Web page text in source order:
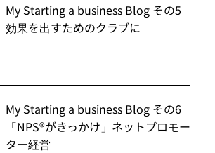
My Starting a business Blog その5
効果を出すためのクラブに
My Starting a business Blog その6
「NPS®️がきっかけ」ネットプロモー
ター経営